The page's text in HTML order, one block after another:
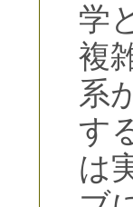
学
複
系
す
は